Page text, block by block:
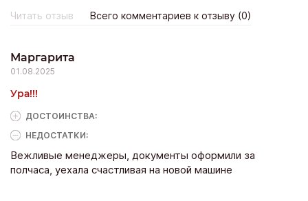
на эмоции, мол «подписывайте или завтра нет ничего». В
зале еще сидят люди злые, кто-то спорил за деньги,
ушел без машины. Никому не советую связываться,
обманут и нервы потреплют.
Читать отзыв Всего комментариев к отзыву (0)
Маргарита
01.08.2025
Ура!!!
ДОСТОИНCТВА:
НЕДОСТАТКИ:
Вежливые менеджеры, документы оформили за
полчаса, уехала счастливая на новой машине